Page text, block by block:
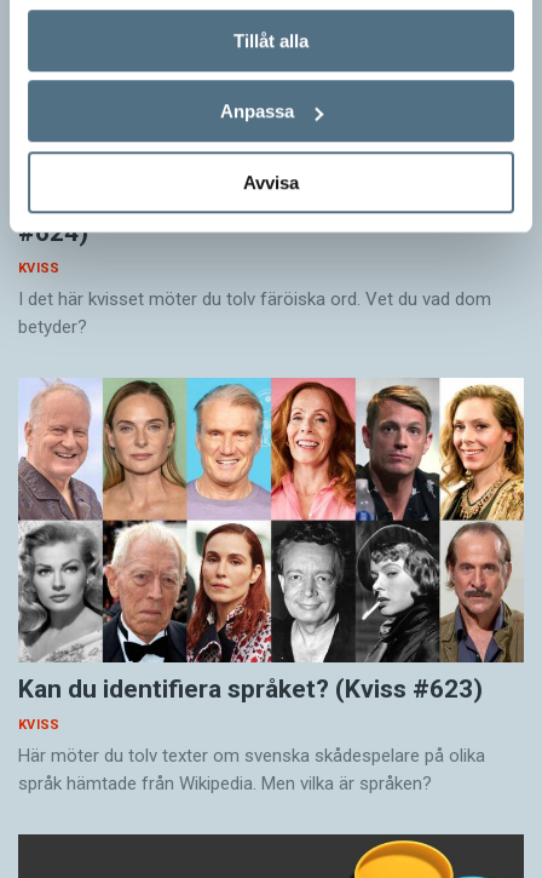
Tillåt alla
Anpassa
Avvisa
Vet du vad färöiska orden betyder? (Kviss
#624)
KVISS
I det här kvisset möter du tolv färöiska ord. Vet du vad dom
betyder?
Kan du identifiera språket? (Kviss #623)
KVISS
Här möter du tolv texter om svenska skådespelare på olika
språk hämtade från Wikipedia. Men vilka är språken?